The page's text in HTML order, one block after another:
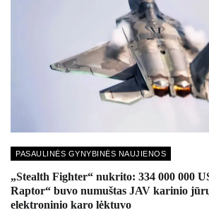
PASAULINĖS GYNYBINĖS NAUJIENOS
„Stealth Fighter“ nukrito: 334 000 000
Raptor“ buvo numuštas JAV karinio
elektroninio karo lėktuvo